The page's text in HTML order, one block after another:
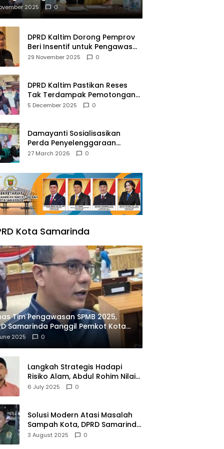
NAPZA
2025 0
DPRD Kaltim Dorong Pemprov
Beri Insentif untuk Pengawas
Madrasah dan Pendidikan
29 November 2025 0
DPRD Kaltim Pastikan Reses
Tak Terdampak Pemotongan
Transfer Dana Pusat
5 December 2025 0
Damayanti Sosialisasikan
Perda Penyelenggaraan
Pendidikan Pancasila dan
27 March 2026 0
Kota Samarinda
Tim Pengawasan SPMB 2025,
Samarinda Panggil Pemkot Kota
2025 0
Langkah Strategis Hadapi
Risiko Alam, Abdul Rohim Nilai
Samarinda Siap Jadi Pusat
6 July 2025 0
Solusi Modern Atasi Masalah
Sampah Kota, DPRD Samarinda
Dukung Penuh Proyek PLTSA
3 August 2025 0